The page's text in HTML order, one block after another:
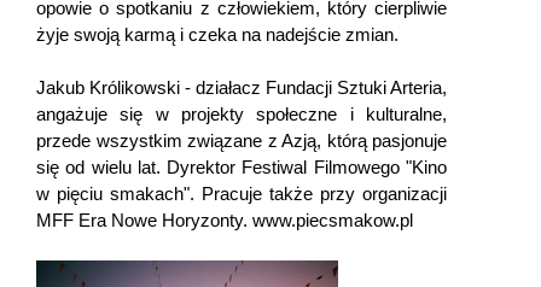
opowie o spotkaniu z człowiekiem, który cierpliwie
żyje swoją karmą i czeka na nadejście zmian.
Jakub Królikowski - działacz Fundacji Sztuki Arteria,
angażuje się w projekty społeczne i kulturalne,
przede wszystkim związane z Azją, którą pasjonuje
się od wielu lat. Dyrektor Festiwal Filmowego "Kino
w pięciu smakach". Pracuje także przy organizacji
MFF Era Nowe Horyzonty. www.piecsmakow.pl